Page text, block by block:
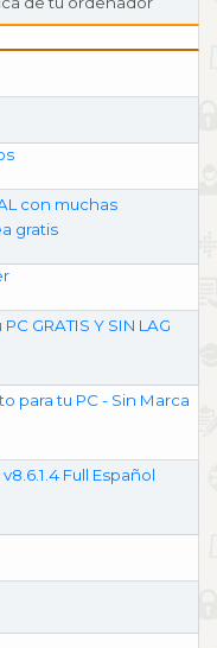
con muchas
gratis
GRATIS Y SIN LAG
para tu PC - Sin Marca
Full Español